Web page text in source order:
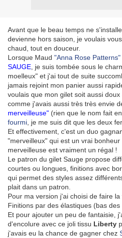
Avant que le beau temps ne
devienne hors saison, je voulais
chaud, tout en douceur.
Lorsque Maud "Anna Rose Patterns"
SAUGE , je suis tombée sous le
moelleux" et j'ai tout de suite
jamais rejoint mon panier aussi
voulais que mon gilet soit aussi
comme j'avais aussi très très envie
merveilleuse" (rien que le nom fait
fourmi , je me suis dit que les deux
Et effectivement, c'est un duo
"merveilleux" qui est un vrai
merveilleuse est vraiment un régal !
Le patron du gilet Sauge propose
courtes ou longues, finitions avec
qui permet des styles assez
plait dans un patron.
Pour ma version j'ai choisi de faire
Finitions par des élastiques (bas des
Et pour ajouter un peu de fantaisie,
d'encolure avec ce joli tissu Liberty
j'avais eu la chance de gagner chez